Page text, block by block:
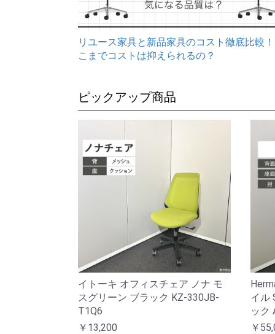
リユース家具と新品家具のコスト徹底比較
こまでコストは抑えられるの？
ピックアップ商品
イトーキ オフィスチェア ノナ モ
スグリーン ブラック KZ-330JB-
T1Q6
￥13,200
イル
ック
￥